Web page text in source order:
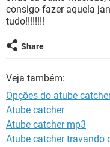
GUIA DE COMPRAS
OUTLOOK
GUIA DE COMPRAS
consigo fazer aquela
tudo!!!!!!!!
Share
Veja também:
Opções do atube
Atube catcher
Atube catcher mp3
Atube catcher travando